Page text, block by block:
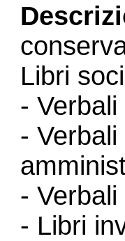
Libri
-
-
-
- Libri